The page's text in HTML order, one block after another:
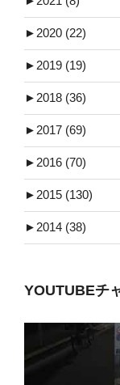
► 2020 (22)
► 2019 (19)
► 2018 (36)
► 2017 (69)
► 2016 (70)
► 2015 (130)
► 2014 (38)
YOUTUBEチ